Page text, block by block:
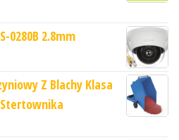
0280B 2.8mm
Z Blachy Klasa